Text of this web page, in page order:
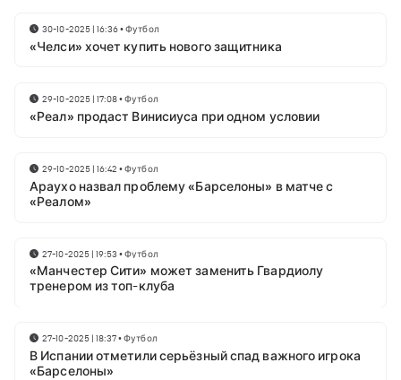
30-10-2025 | 16:36•Футбол
«Челси» хочет купить нового защитника
29-10-2025 | 17:08•Футбол
«Реал» продаст Винисиуса при одном условии
29-10-2025 | 16:42 •Футбол
Араухо назвал проблему «Барселоны» в матче с
«Реалом»
27-10-2025 | 19:53 •Футбол
«Манчестер Сити» может заменить Гвардиолу
тренером из топ-клуба
27-10-2025 | 18:37•Футбол
В Испании отметили серьёзный спад важного игрока
«Барселоны»